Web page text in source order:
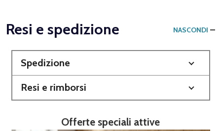
Resi e spedizione NASCONDI
Spedizione
Resi e rimborsi
Offerte speciali attive